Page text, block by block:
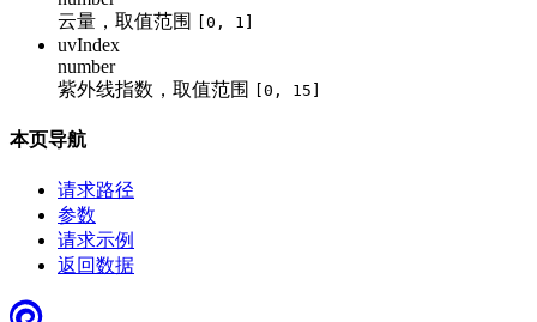
云量，取值范围
[0, 1]
uvIndex
number
紫外线指数，取值范围
[0, 15]
本页导航
请求路径
参数
请求示例
返回数据